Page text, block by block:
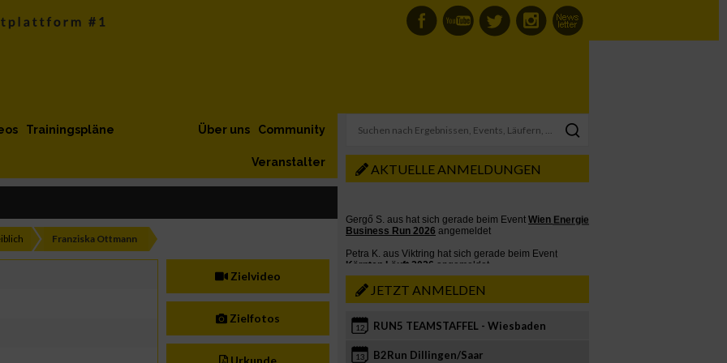
Trainingspläne Community
Über uns
Veranstalter
Franziska Ottmann
Zielvideo
Zielfotos
Urkunde
AKTUELLE ANMELDUNGEN
JETZT ANMELDEN
12 RUN5 TEAMSTAFFEL - Wiesbaden
13 B2Run Dillingen/Saar